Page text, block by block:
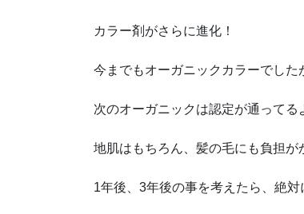
カラー剤がさらに進化！
今までもオーガニックカラーでした
次のオーガニックは認定が通ってる
地肌はもちろん、髪の毛にも負担が
1年後、3年後の事を考えたら、絶対